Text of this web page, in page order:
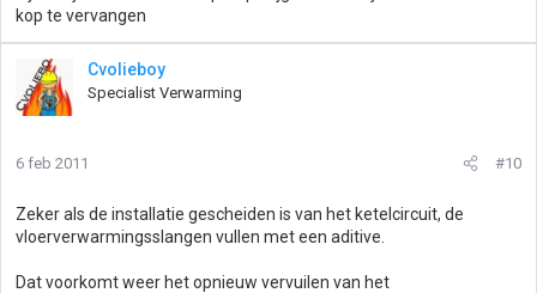
kop te vervangen
Cvolieboy
Specialist Verwarming
6 feb 2011 #10
Zeker als de installatie gescheiden is van het ketelcircuit, de
vloerverwarmingsslangen vullen met een aditive.
Dat voorkomt weer het opnieuw vervuilen van het